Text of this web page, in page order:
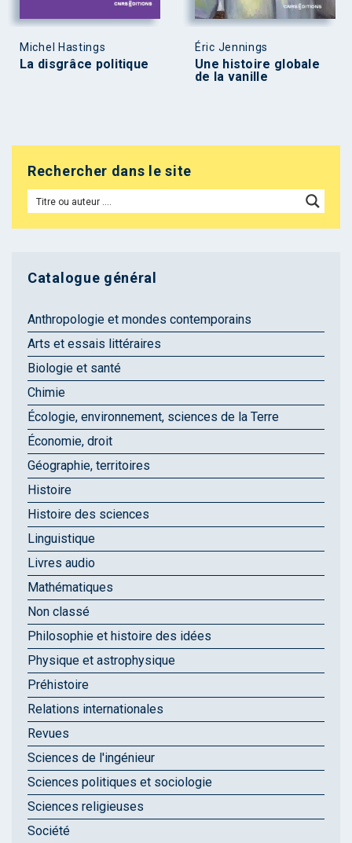
Michel Hastings
La disgrâce politique
Éric Jennings
Une histoire globale
de la vanille
Rechercher dans le site
Catalogue général
Anthropologie et mondes contemporains
Arts et essais littéraires
Biologie et santé
Chimie
Écologie, environnement, sciences de la Terre
Économie, droit
Géographie, territoires
Histoire
Histoire des sciences
Linguistique
Livres audio
Mathématiques
Non classé
Philosophie et histoire des idées
Physique et astrophysique
Préhistoire
Relations internationales
Revues
Sciences de l'ingénieur
Sciences politiques et sociologie
Sciences religieuses
Société